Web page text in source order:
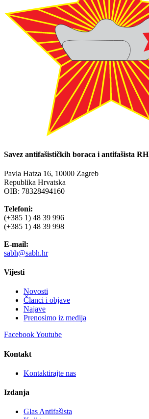
Savez antifašističkih boraca i antifašista RH
Pavla Hatza 16, 10000 Zagreb
Republika Hrvatska
OIB: 78328494160
Telefoni:
(+385 1) 48 39 996
(+385 1) 48 39 998
E-mail:
sabh@sabh.hr
Vijesti
Novosti
Članci i objave
Najave
Prenosimo iz medija
FacebookYoutube
Kontakt
Kontaktirajte nas
Izdanja
Glas Antifašista